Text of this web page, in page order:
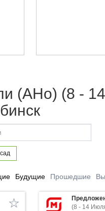
(АНо) (8 -
Будущие Прошедшие
(8 - 14